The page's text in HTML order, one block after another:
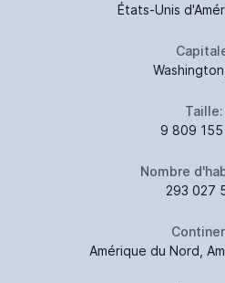
États-Unis
Taille:
9 809 155
Nombre
293 027
Amérique du Nord,